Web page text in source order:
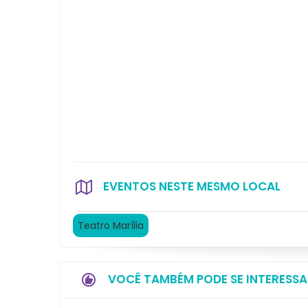
EVENTOS NESTE MESMO LOCAL
Teatro Marília
VOCÊ TAMBÉM PODE SE